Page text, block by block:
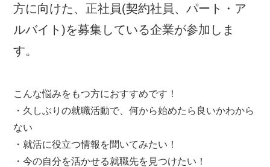
方に向けた、正社員(契約社員、パート・ア
ルバイト)を募集している企業が参加しま
す。
こんな悩みをもつ方におすすめです！
・久しぶりの就職活動で、何から始めたら良いかわから
ない
・就活に役立つ情報を聞いてみたい！
・今の自分を活かせる就職先を見つけたい！